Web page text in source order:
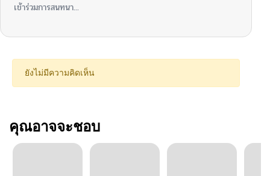
เข้าร่วมการสนทนา...
ยังไม่มีความคิดเห็น
คุณอาจจะชอบ